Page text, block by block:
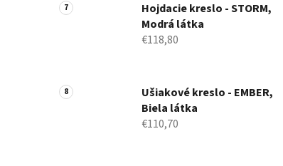
Hojdacie kreslo - STORM,
Modrá látka
€118,80
Ušiakové kreslo - EMBER,
Biela látka
€110,70